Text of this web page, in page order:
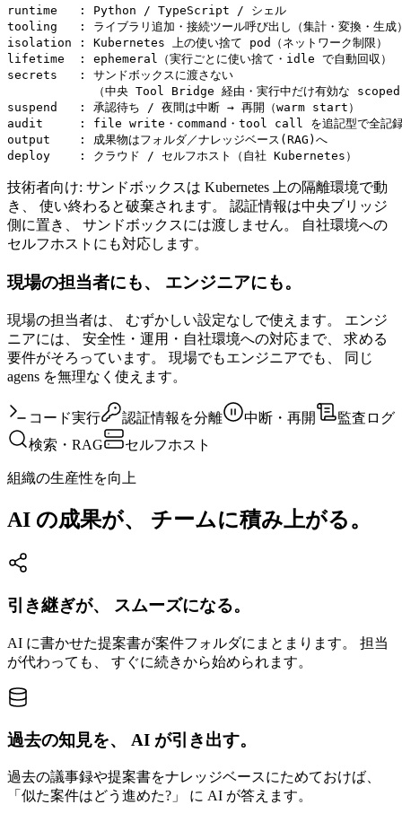
runtime   : Python / TypeScript / シェル
tooling   : ライブラリ追加・接続ツール呼び出し（集計・変換・生成
isolation : Kubernetes 上の使い捨て pod（ネットワーク制限）
lifetime  : ephemeral（実行ごとに使い捨て・idle で自動回収）
secrets   : サンドボックスに渡さない
（中央 Tool Bridge 経由・実行中だけ有効な
suspend   : 承認待ち / 夜間は中断 → 再開（warm start）
audit     : file write・command・tool call を追記型で全記
output    : 成果物はフォルダ／ナレッジベース(RAG)へ
deploy    : クラウド / セルフホスト（自社 Kubernetes）
技術者向け: サンドボックスは Kubernetes 上の隔離環境で動
き、 使い終わると破棄されます。 認証情報は中央ブリッジ
側に置き、 サンドボックスには渡しません。 自社環境への
セルフホストにも対応します。
現場の担当者にも、 エンジニアにも。
現場の担当者は、 むずかしい設定なしで使えます。 エンジ
ニアには、 安全性・運用・自社環境への対応まで、 求める
要件がそろっています。 現場でもエンジニアでも、 同じ
agens を無理なく使えます。
コード実行 認証情報を分離 中断・再開
監査ログ
検索・RAG
セルフホスト
組織の生産性を向上
AI の成果が、 チームに積み上がる。
引き継ぎが、 スムーズになる。
AI に書かせた提案書が案件フォルダにまとまります。 担当
が代わっても、 すぐに続きから始められます。
過去の知見を、 AI が引き出す。
過去の議事録や提案書をナレッジベースにためておけば、
「似た案件はどう進めた?」 に AI が答えます。